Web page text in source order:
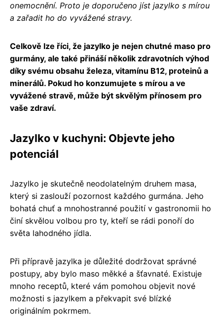
onemocnění. Proto je doporučeno jíst jazylko s mírou
a zařadit ho do vyvážené stravy.
Celkově lze říci, že jazylko je nejen chutné maso pro
gurmány, ale také přináší několik zdravotních výhod
díky svému obsahu železa, vitamínu B12, proteinů a
minerálů. Pokud ho konzumujete s mírou a ve
vyvážené stravě, může být skvělým přínosem pro
vaše zdraví.
Jazylko v kuchyni: Objevte jeho
potenciál
Jazylko je skutečně neodolatelným druhem masa,
který si zaslouží pozornost každého gurmána. Jeho
bohatá chuť a mnohostranné použití v gastronomii ho
činí skvělou volbou pro ty, kteří se rádi ponoří do
světa lahodného jídla.
Při přípravě jazylka je důležité dodržovat správné
postupy, aby bylo maso měkké a šťavnaté. Existuje
mnoho receptů, které vám pomohou objevit nové
možnosti s jazylkem a překvapit své blízké
originálním pokrmem.